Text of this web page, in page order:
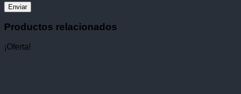
Productos relacionados
¡Oferta!